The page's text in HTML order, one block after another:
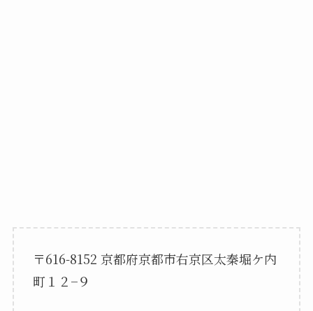
〒616-8152 京都府京都市右京区太秦堀ケ内
町１２−９